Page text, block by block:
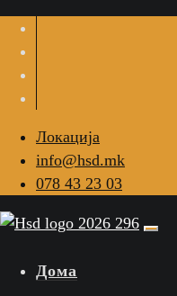
Локација
info@hsd.mk
078 43 23 03
Дома